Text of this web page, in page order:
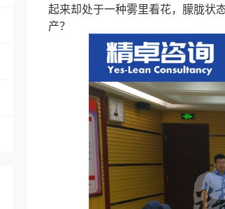
起来却处于一种雾里看花，朦胧状
产？